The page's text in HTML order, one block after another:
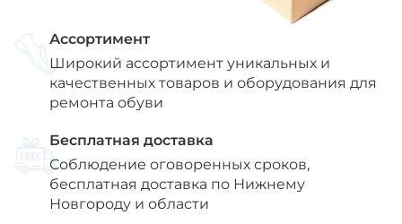
Ассортимент
Широкий ассортимент уникальных и
качественных товаров и оборудования для
ремонта обуви
Бесплатная доставка
Соблюдение оговоренных сроков,
бесплатная доставка по Нижнему
Новгороду и области